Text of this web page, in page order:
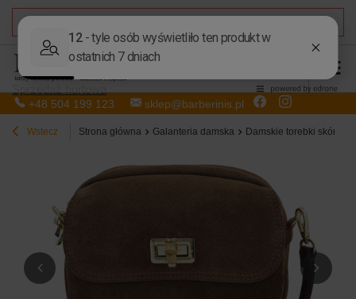
+48 504 199 123 sklep@barberinis.pl
Wstecz Strona główna Galanteria damska Damskie torebki